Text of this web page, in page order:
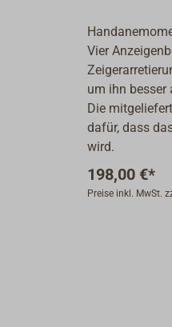
Vier
um ihn besser
Die
dafür, dass
wird.
198,00 €*
Preise inkl. MwSt.